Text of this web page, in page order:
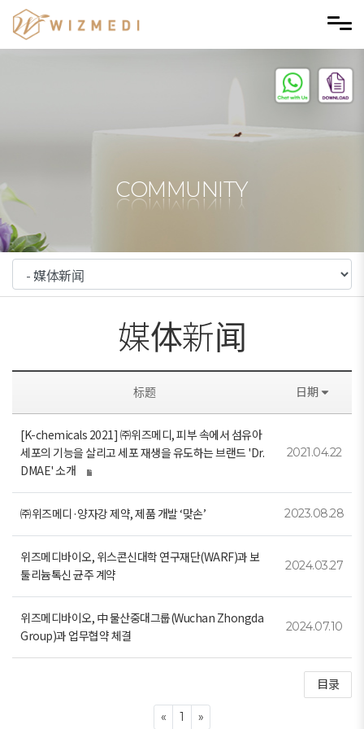
Skip to menu
COMMUNITY
媒体新闻
标题 日期
[K-chemicals 2021] ㈜위즈메디, 피부 속에서 섬유아
세포의 기능을 살리고 세포 재생을 유도하는 브랜드 'Dr.
DMAE' 소개
2021.04.22
㈜위즈메디·양자강 제약, 제품 개발 ‘맞손’ 2023.08.28
위즈메디바이오, 위스콘신대학 연구재단(WARF)과 보
툴리늄톡신 균주 계약
2024.03.27
위즈메디바이오, 中 물산중대그룹(Wuchan Zhongda
Group)과 업무협약 체결
2024.07.10
目录
«Previous
1 »Next